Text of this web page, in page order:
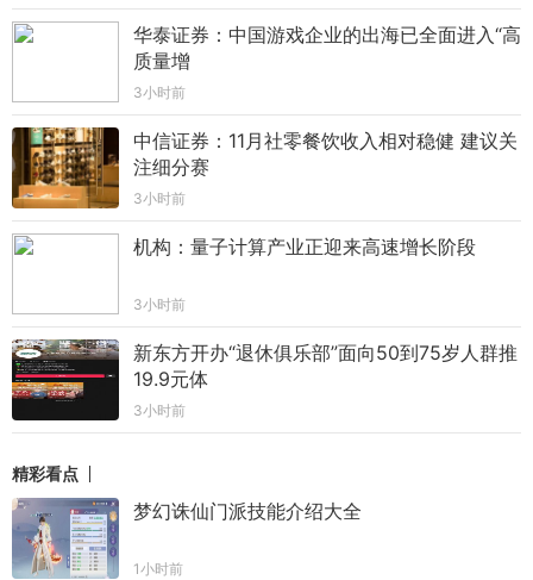
华泰证券：中国游戏企业的出海已全面进入“高
质量增
3小时前
中信证券：11月社零餐饮收入相对稳健 建议关
注细分赛
3小时前
机构：量子计算产业正迎来高速增长阶段
3小时前
新东方开办“退休俱乐部”面向50到75岁人群推
19.9元体
3小时前
精彩看点
梦幻诛仙门派技能介绍大全
1小时前